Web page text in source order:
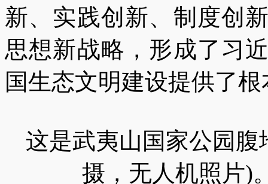
新、实践创新、制度创
思想新战略，形成了习
国生态文明建设提供了
这是武夷山国家公园腹
摄，无人机照片)